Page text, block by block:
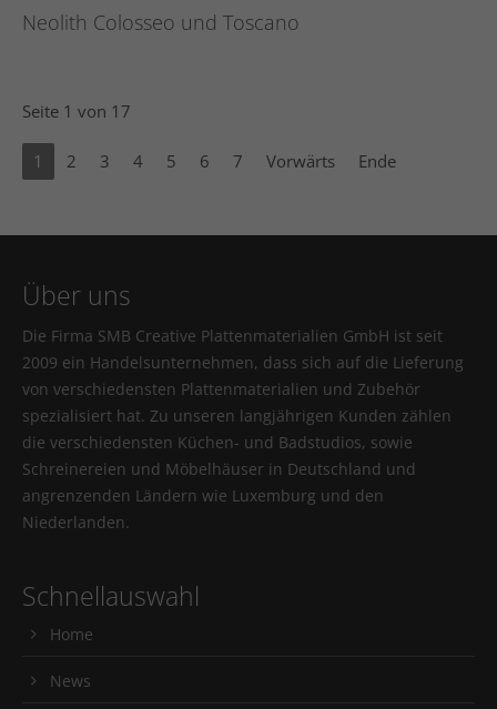
Neolith Colosseo und Toscano
Seite 1 von 17
1 2 3 4 5 6 7 Vorwärts Ende
Über uns
Die Firma SMB Creative Plattenmaterialien GmbH ist seit
2009 ein Handelsunternehmen, dass sich auf die Lieferung
von verschiedensten Plattenmaterialien und Zubehör
spezialisiert hat. Zu unseren langjährigen Kunden zählen
die verschiedensten Küchen- und Badstudios, sowie
Schreinereien und Möbelhäuser in Deutschland und
angrenzenden Ländern wie Luxemburg und den
Niederlanden.
Schnellauswahl
Home
News